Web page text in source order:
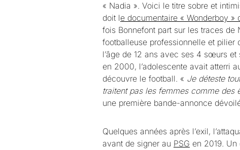
« Nadia ». Voici le titre sobre et
doit le documentaire « Wonderboy »
fois Bonnefont part sur les traces
footballeuse professionnelle et pilier
l’âge de 12 ans avec ses 4 sœurs et
en 2000, l’adolescente avait atterri
découvre le football. « Je déteste
traitent pas les femmes comme des
une première bande-annonce
Quelques années après l’exil,
avant de signer au PSG en 2019.